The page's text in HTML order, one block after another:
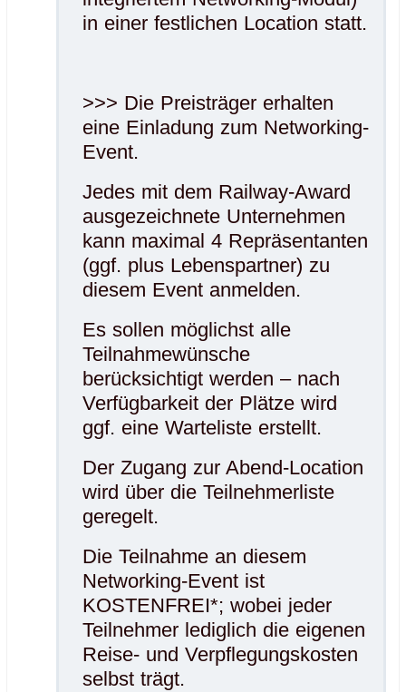
in einer festlichen Location statt.
>>> Die Preisträger erhalten
eine Einladung zum Networking-
Event.
Jedes mit dem Railway-Award
ausgezeichnete Unternehmen
kann maximal 4 Repräsentanten
(ggf. plus Lebenspartner) zu
diesem Event anmelden.
Es sollen möglichst alle
Teilnahmewünsche
berücksichtigt werden – nach
Verfügbarkeit der Plätze wird
ggf. eine Warteliste erstellt.
Der Zugang zur Abend-Location
wird über die Teilnehmerliste
geregelt.
Die Teilnahme an diesem
Networking-Event ist
KOSTENFREI*; wobei jeder
Teilnehmer lediglich die eigenen
Reise- und Verpflegungskosten
selbst trägt.